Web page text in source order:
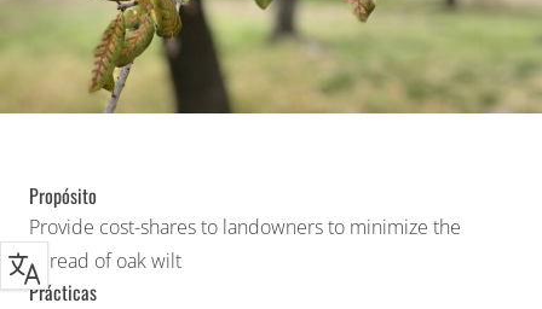
Propósito
Provide cost-shares to landowners to minimize the
spread ofoak wilt
Prácticas